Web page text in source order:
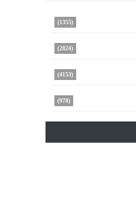
(1355)
(2824)
(4153)
(978)